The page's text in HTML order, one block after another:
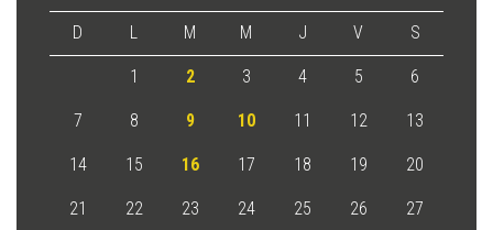
D L M M J V S
1 2 3 4 5 6
7 8 9 10 11 12 13
14 15 16 17 18 19 20
21 22 23 24 25 26 27